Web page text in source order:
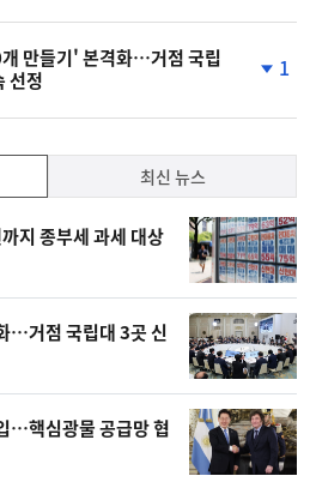
만들기' 본격화…거점 국립
선정
하
락
1
최신 뉴스
지 종부세 과세 대상
…거점 국립대 3곳 신
…핵심광물 공급망 협